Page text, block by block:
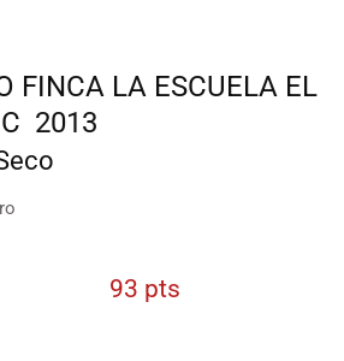
FINCA LA ESCUELA EL
2013
93 pts